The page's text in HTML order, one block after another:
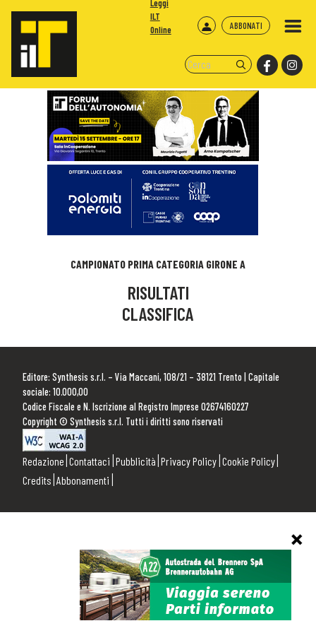
ABBONATI
Leggi
ILT
Online
CAMPIONATO PRIMA CATEGORIA GIRONE A
RISULTATI
CLASSIFICA
Editore: Synthesis s.r.l. – Via Maccani, 108/21 – 38121 Trento | Capitale
sociale: 10.000,00
Codice Fiscale e N. Iscrizione al Registro Imprese 02674160227
Copyright © Synthesis s.r.l. Tutti i diritti sono riservati
Redazione Contattaci Pubblicità Privacy Policy Cookie Policy
Credits Abbonamenti